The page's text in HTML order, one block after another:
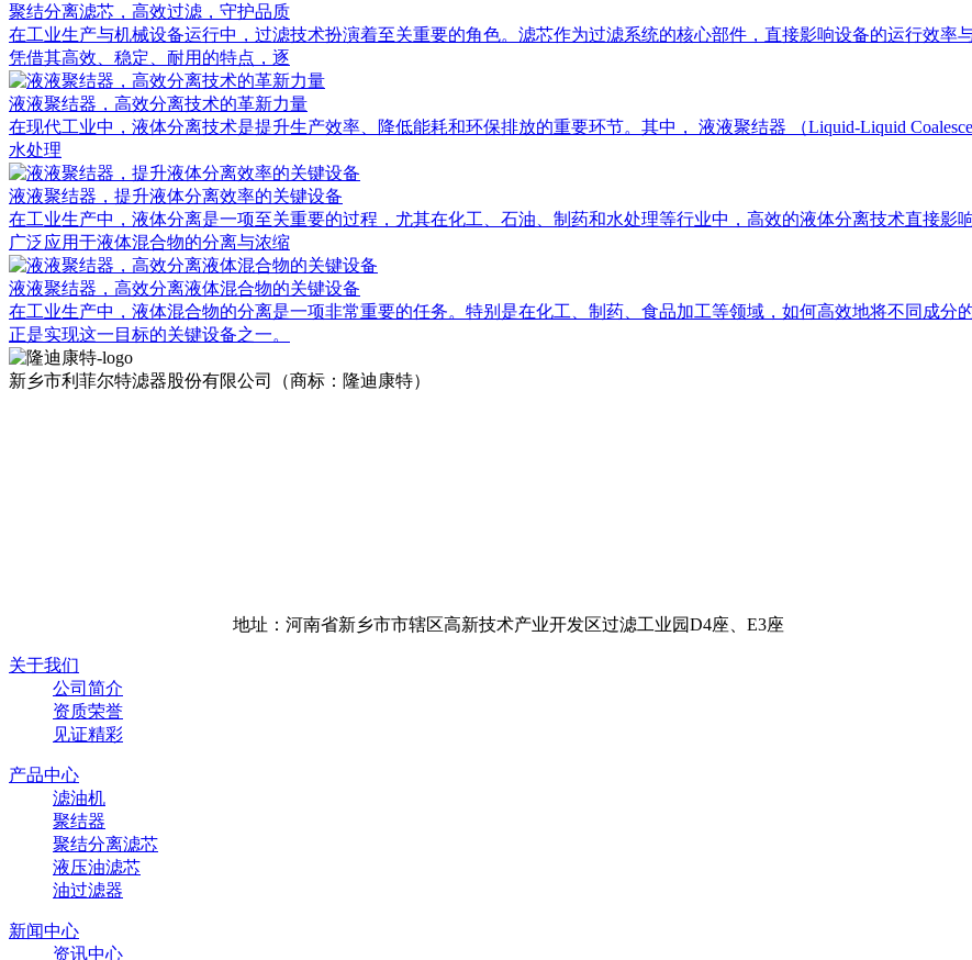
聚结分离滤芯，高效过滤，守护品质
在工业生产与机械设备运行中，过滤技术扮演着至关重要的角色。滤芯作为过滤系统的核心部件，直接影响设备的运行效
凭借其高效、稳定、耐用的特点，逐
液液聚结器，高效分离技术的革新力量
在现代工业中，液体分离技术是提升生产效率、降低能耗和环保排放的重要环节。其中， 液液聚结器 （Liquid-Liquid
水处理
液液聚结器，提升液体分离效率的关键设备
在工业生产中，液体分离是一项至关重要的过程，尤其在化工、石油、制药和水处理等行业中，高效的液体分离技术直接影
广泛应用于液体混合物的分离与浓缩
液液聚结器，高效分离液体混合物的关键设备
在工业生产中，液体混合物的分离是一项非常重要的任务。特别是在化工、制药、食品加工等领域，如何高效地将不同成分
正是实现这一目标的关键设备之一。
新乡市利菲尔特滤器股份有限公司（商标：隆迪康特）
地址：河南省新乡市市辖区高新技术产业开发区过滤工业园D4座、E3座
关于我们
公司简介
资质荣誉
见证精彩
产品中心
滤油机
聚结器
聚结分离滤芯
液压油滤芯
油过滤器
新闻中心
资讯中心